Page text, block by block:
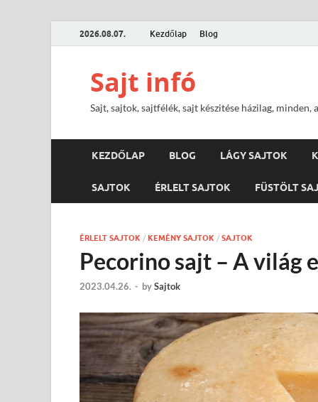
2026.08.07. Kezdőlap Blog
Sajt infó
Sajt, sajtok, sajtfélék, sajt készitése házilag, minden,
KEZDŐLAP BLOG LÁGY SAJTOK
SAJTOK ÉRLELT SAJTOK FÜSTÖLT
ÉRLELT SAJTOK / KEMÉNY SAJTOK / SAJTOK
Pecorino sajt – A világ
2023.04.26. - bySajtok